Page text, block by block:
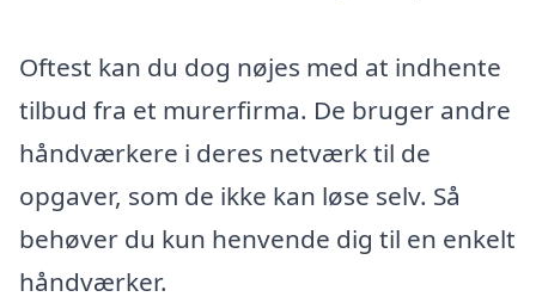
Oftest kan du dog nøjes med at indhente
tilbud fra et murerfirma. De bruger andre
håndværkere i deres netværk til de
opgaver, som de ikke kan løse selv. Så
behøver du kun henvende dig til en enkelt
håndværker.